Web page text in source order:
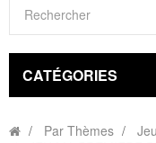
CATÉGORIES
Par Thèmes